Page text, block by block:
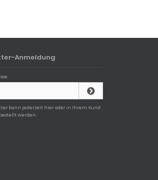
Anmeldung
kann jederzeit hier oder in Ihrem Kund
werden.